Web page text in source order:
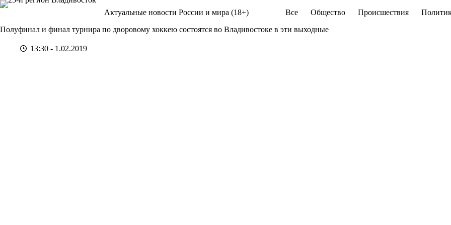
Перейти
Актуальные новости России и мира (18+) Все Общество Происшествия
Полуфинал и финал турнира по дворовому хоккею состоятся во Владивостоке в эти выходные
13:30 - 1.02.2019